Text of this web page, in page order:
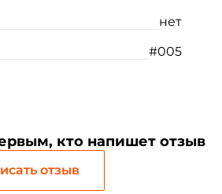
нет
#005
кто напишет отзыв
отзыв